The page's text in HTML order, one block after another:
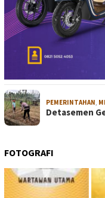
PEMERINTAHAN,
Detasemen
FOTOGRAFI